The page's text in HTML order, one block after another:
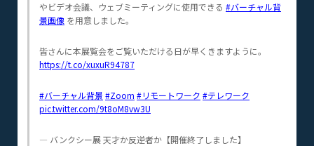
やビデオ会議、ウェブミーティングに使用できる #バーチャル背
景画像 を用意しました。
皆さんに本展覧会をご覧いただける日が早くきますように。
https://t.co/xuxuR94787
#バーチャル背景 #Zoom #リモートワーク #テレワーク
pic.twitter.com/9t8oM8vw3U
— バンクシー展 天才か反逆者か【開催終了しました】